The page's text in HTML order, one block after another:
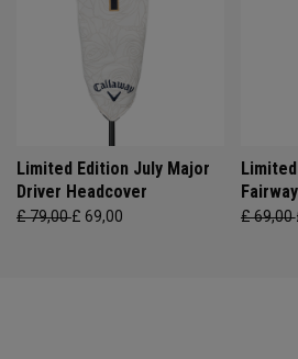
Limited Edition July Major
Driver Headcover
£ 79,00£ 69,00 £ 69,00